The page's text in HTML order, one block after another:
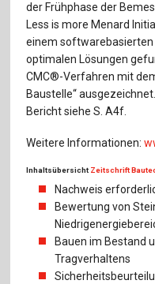
der Frühphase der
Less is more Menard
einem
optimalen Lösungen
CMC®-Verfahren mit
Baustelle“
Bericht siehe S. A4f.
Weitere Informationen:
Inhaltsübersicht Zeitschrift
Nachweis
Bewertung von
Bauen im Bestand
Tragverhaltens